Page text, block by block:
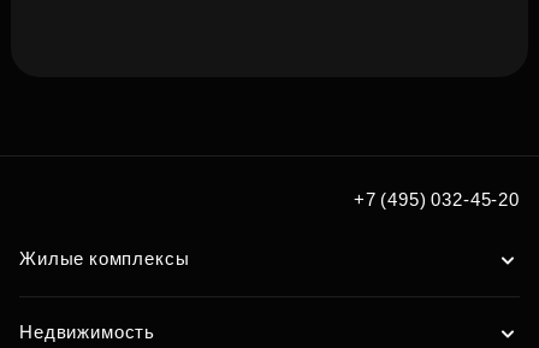
по удобным вам параметрам
+7 (495) 032-45-20
Жилые комплексы
Недвижимость